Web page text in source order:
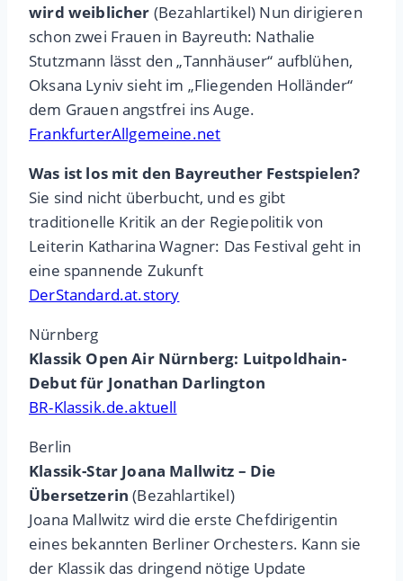
wird weiblicher (Bezahlartikel) Nun dirigieren
schon zwei Frauen in Bayreuth: Nathalie
Stutzmann lässt den „Tannhäuser“ aufblühen,
Oksana Lyniv sieht im „Fliegenden Holländer“
dem Grauen angstfrei ins Auge.
FrankfurterAllgemeine.net
Was ist los mit den Bayreuther Festspielen?
Sie sind nicht überbucht, und es gibt
traditionelle Kritik an der Regiepolitik von
Leiterin Katharina Wagner: Das Festival geht in
eine spannende Zukunft
DerStandard.at.story
Nürnberg
Klassik Open Air Nürnberg: Luitpoldhain-
Debut für Jonathan Darlington
BR-Klassik.de.aktuell
Berlin
Klassik-Star Joana Mallwitz – Die
Übersetzerin (Bezahlartikel)
Joana Mallwitz wird die erste Chefdirigentin
eines bekannten Berliner Orchesters. Kann sie
der Klassik das dringend nötige Update